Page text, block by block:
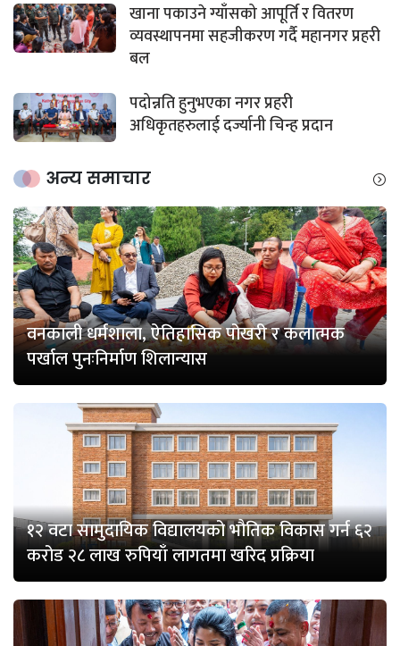
खाना पकाउने ग्याँसको आपूर्ति र वितरण
व्यवस्थापनमा सहजीकरण गर्दै महानगर प्रहरी
बल
पदोन्नति हुनुभएका नगर प्रहरी
अधिकृतहरुलाई दर्ज्यानी चिन्ह प्रदान
अन्य समाचार
वनकाली धर्मशाला, ऐतिहासिक पोखरी र कलात्मक
पर्खाल पुनःनिर्माण शिलान्यास
१२ वटा सामुदायिक विद्यालयको भौतिक विकास गर्न ६२
करोड २८ लाख रुपियाँ लागतमा खरिद प्रक्रिया